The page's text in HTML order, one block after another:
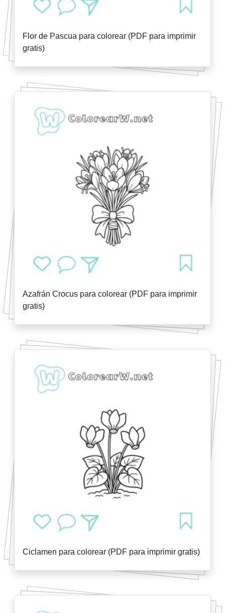
Flor de Pascua para colorear (PDF para imprimir
gratis)
Azafrán Crocus para colorear (PDF para imprimir
gratis)
Ciclamen para colorear (PDF para imprimir gratis)